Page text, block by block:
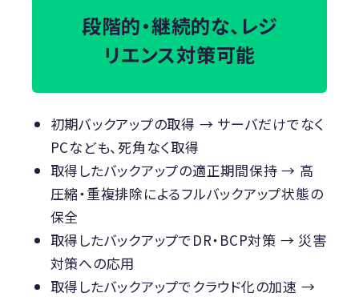
段階的・継続的な、レジ
リエンス対策可能
初期バックアップの取得 → サーバだけでなく
PCなども、死角なく取得
取得したバックアップの適正期間保持 → 高
圧縮・重複排除によるフルバックアップ状態の
保全
取得したバックアップでDR・BCP対策 → 災害
対策への応用
取得したバックアップでクラウド化の加速 →